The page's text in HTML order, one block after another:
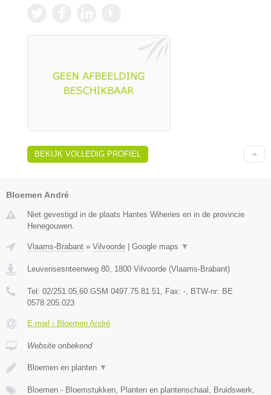
BEKIJK VOLLEDIG PROFIEL
Bloemen André
Niet gevestigd in de plaats Hantes Wiheries en in de provincie
Henegouwen.
Vlaams-Brabant » Vilvoorde | Google maps ▼
Leuvensesnteenweg 80 1800 Vilvoorde (Vlaams-Brabant)
Tel: 02/251.05.60 GSM 0497.75.81.51 , Fax: - , BTW-nr: BE
0578.205.023
E-mail › Bloemen André
Website onbekend
Bloemen en planten ▼
Bloemen - Bloemstukken, Planten en plantenschaal, Bruidswerk,